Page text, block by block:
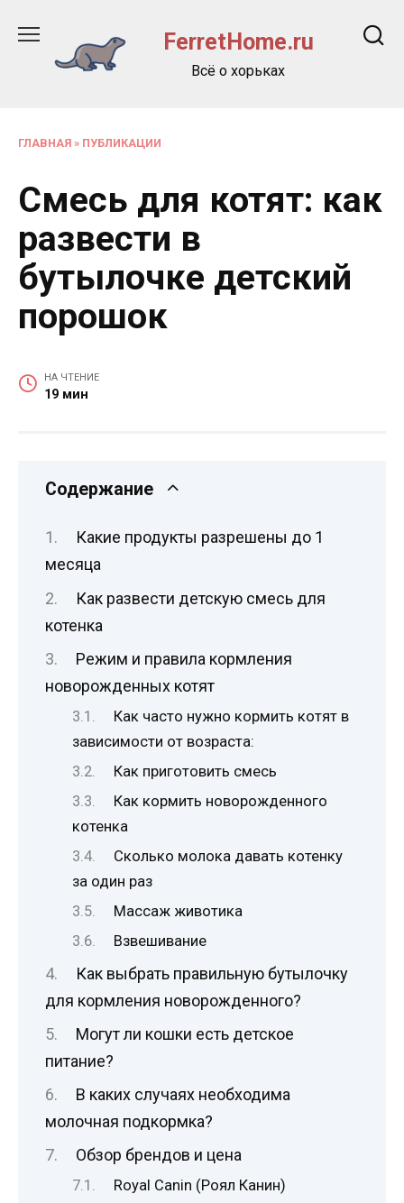
содержанию
FerretHome.ru
Всё о хорьках
ГЛАВНАЯ » ПУБЛИКАЦИИ
Смесь для котят: как
развести в
бутылочке детский
порошок
НА ЧТЕНИЕ
19 мин
Содержание
Какие продукты разрешены до 1
месяца
Как развести детскую смесь для
котенка
Режим и правила кормления
новорожденных котят
Как часто нужно кормить котят в
зависимости от возраста:
Как приготовить смесь
Как кормить новорожденного
котенка
Сколько молока давать котенку
за один раз
Массаж животика
Взвешивание
Как выбрать правильную бутылочку
для кормления новорожденного?
Могут ли кошки есть детское
питание?
В каких случаях необходима
молочная подкормка?
Обзор брендов и цена
Royal Canin (Роял Канин)